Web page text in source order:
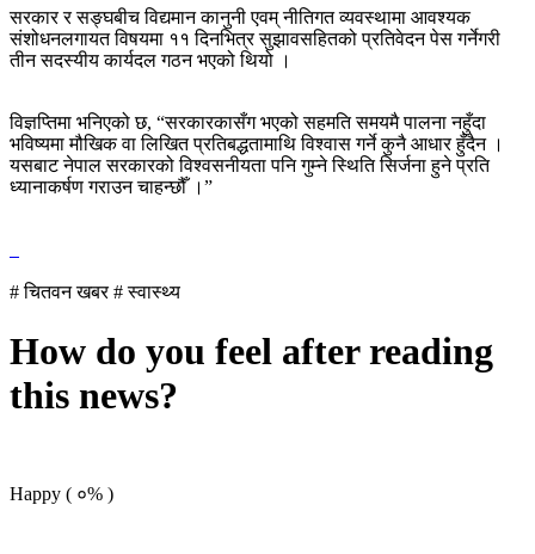
सरकार र सङ्घबीच विद्यमान कानुनी एवम् नीतिगत व्यवस्थामा आवश्यक
संशोधनलगायत विषयमा ११ दिनभित्र सुझावसहितको प्रतिवेदन पेस गर्नेगरी
तीन सदस्यीय कार्यदल गठन भएको थियो ।
विज्ञप्तिमा भनिएको छ, “सरकारकासँग भएको सहमति समयमै पालना नहुँदा
भविष्यमा मौखिक वा लिखित प्रतिबद्धतामाथि विश्वास गर्ने कुनै आधार हुँदैन ।
यसबाट नेपाल सरकारको विश्वसनीयता पनि गुम्ने स्थिति सिर्जना हुने प्रति
ध्यानाकर्षण गराउन चाहन्छौँ ।”
# चितवन खबर# स्वास्थ्य
How do you feel after reading
this news?
Happy ( ०% )